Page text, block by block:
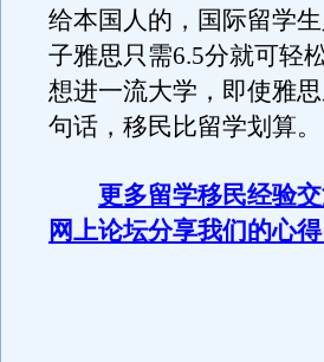
给本国人的，国际留学
子雅思只需6.5分就可轻
想进一流大学，即使雅
句话，移民比留学划算。
更多留学移民经验
网上论坛分享我们的心得